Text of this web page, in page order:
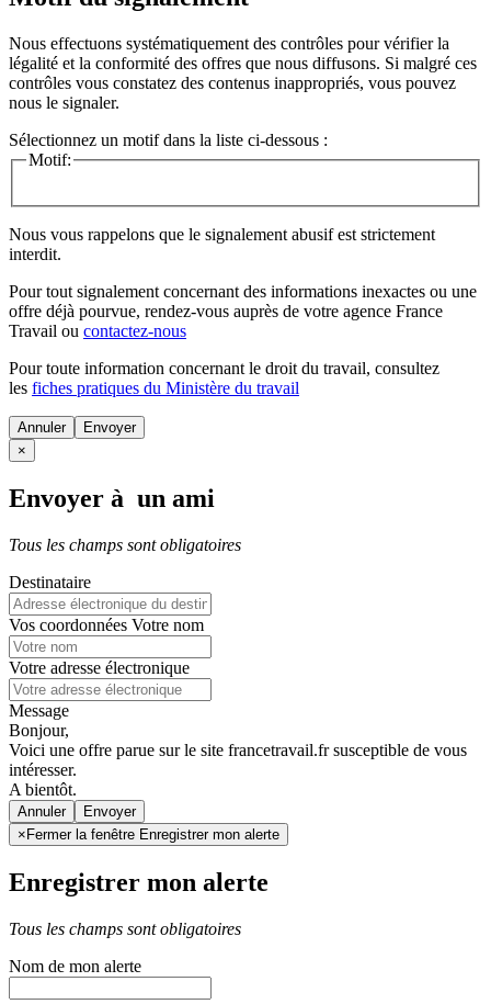
Nous effectuons systématiquement des contrôles pour vérifier la
légalité et la conformité des offres que nous diffusons. Si malgré ces
contrôles vous constatez des contenus inappropriés, vous pouvez
nous le signaler.
Sélectionnez un motif dans la liste ci-dessous :
Motif:
Nous vous rappelons que le signalement abusif est strictement
interdit.
Pour tout signalement concernant des informations inexactes ou une
offre déjà pourvue, rendez-vous auprès de votre agence France
Travail ou contactez-nous
Pour toute information concernant le droit du travail, consultez
les fiches pratiques du Ministère du travail
Annuler
×
Envoyer à un ami
Tous les champs sont obligatoires
Destinataire
Vos coordonnées Votre nom
Votre adresse électronique
Message
Bonjour,
Voici une offre parue sur le site francetravail.fr susceptible de vous
intéresser.
A bientôt.
Annuler
×Fermer la fenêtre Enregistrer mon alerte
Enregistrer mon alerte
Tous les champs sont obligatoires
Nom de mon alerte